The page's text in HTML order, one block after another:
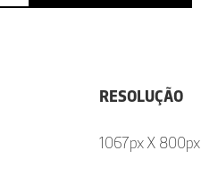
RESOLUÇÃO
1067px X 800px